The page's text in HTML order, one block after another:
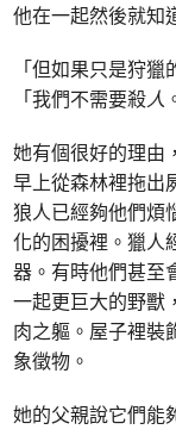
他在一起然後就知
「但如果只是狩
「我們不需要殺人
她有個很好的理由
早上從森林裡拖出
狼人已經夠他們煩
化的困擾裡。獵人
器。有時他們甚至
一起更巨大的野獸
肉之軀。屋子裡裝
象徵物。
她的父親說它們能